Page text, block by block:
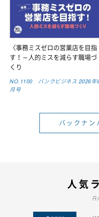
〈事務ミスゼロの営業店を目指
す！～人的ミスを減らす職場づ
くり
NO.1100 バンクビジネス 2026年
月号
バックナン
人気